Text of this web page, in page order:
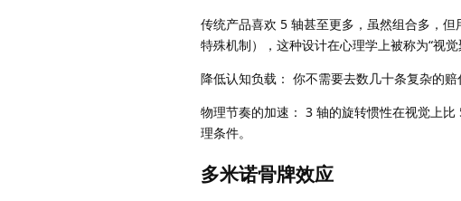
传统产品喜欢 5 轴甚至更多，虽然组合多，
特殊机制），这种设计在心理学上被称为“视觉
降低认知负载： 你不需要去数几十条复杂的赔
物理节奏的加速： 3 轴的旋转惯性在视觉上比
理条件。
多米诺骨牌效应